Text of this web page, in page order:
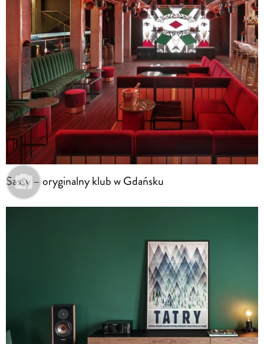
Sassy – oryginalny klub w Gdańsku